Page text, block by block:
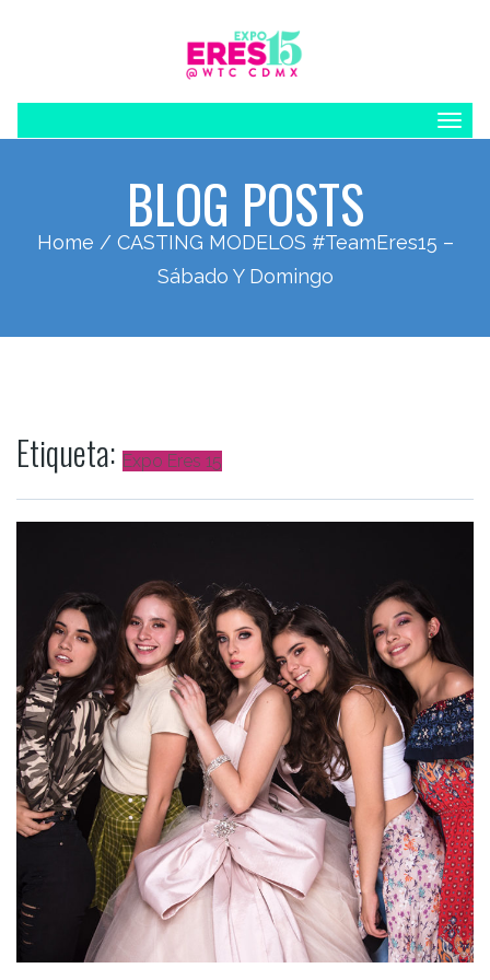
BLOG POSTS
Home / CASTING MODELOS #TeamEres15 –
Sábado Y Domingo
Etiqueta: Expo Eres 15